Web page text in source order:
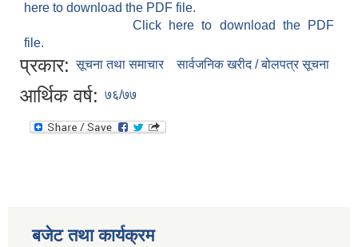
here to download the PDF file.
Click here to download the PDF
file.
प्रकार: सूचना तथा समाचार सार्वजनिक खरीद / बोलपत्र सूचना
आर्थिक वर्ष: ७६/७७
बजेट तथा कार्यक्रम